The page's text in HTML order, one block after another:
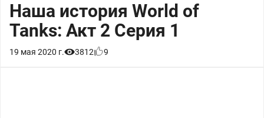
Наша история World of
Tanks: Акт 2 Серия 1
19 мая 2020 г. 3812 9